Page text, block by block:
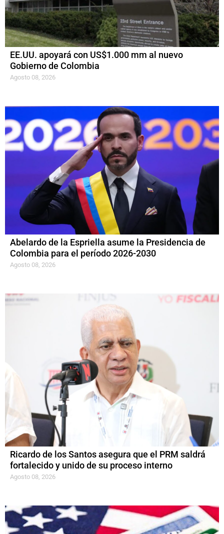
EE.UU. apoyará con US$1.000 mm al nuevo
Gobierno de Colombia
Agosto 08, 2026
Abelardo de la Espriella asume la Presidencia de
Colombia para el período 2026-2030
Agosto 08, 2026
Ricardo de los Santos asegura que el PRM saldrá
fortalecido y unido de su proceso interno
Agosto 08, 2026